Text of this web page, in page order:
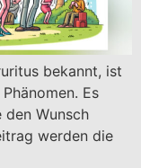
bekannt, ist
Es
den Wunsch
werden die